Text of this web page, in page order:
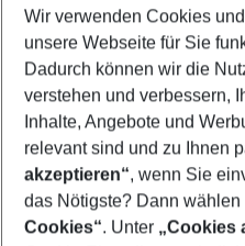
Select your date range
10/08/26–08/08/27
Who will travel
2 adults No children
Show
Wir verwenden Cookies
unsere Webseite für Sie
Dadurch können wir die
verstehen und verbessern,
Inhalte, Angebote und
relevant sind und zu Ihnen
akzeptieren“, wenn Sie
das Nötigste? Dann wählen
Cookies“. Unter „Cookies